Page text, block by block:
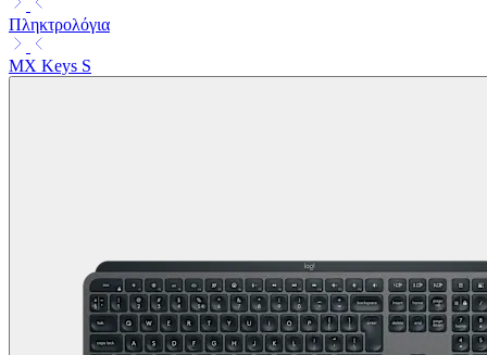
Πληκτρολόγια
MX Keys S